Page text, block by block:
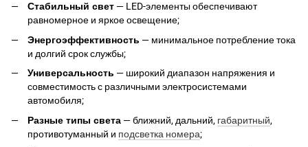
Стабильный свет — LED-элементы обеспечивают
равномерное и яркое освещение;
Энергоэффективность — минимальное потребление тока
и долгий срок службы;
Универсальность — широкий диапазон напряжения и
совместимость с различными электросистемами
автомобиля;
Разные типы света — ближний, дальний, габаритный,
противотуманный и подсветка номера;